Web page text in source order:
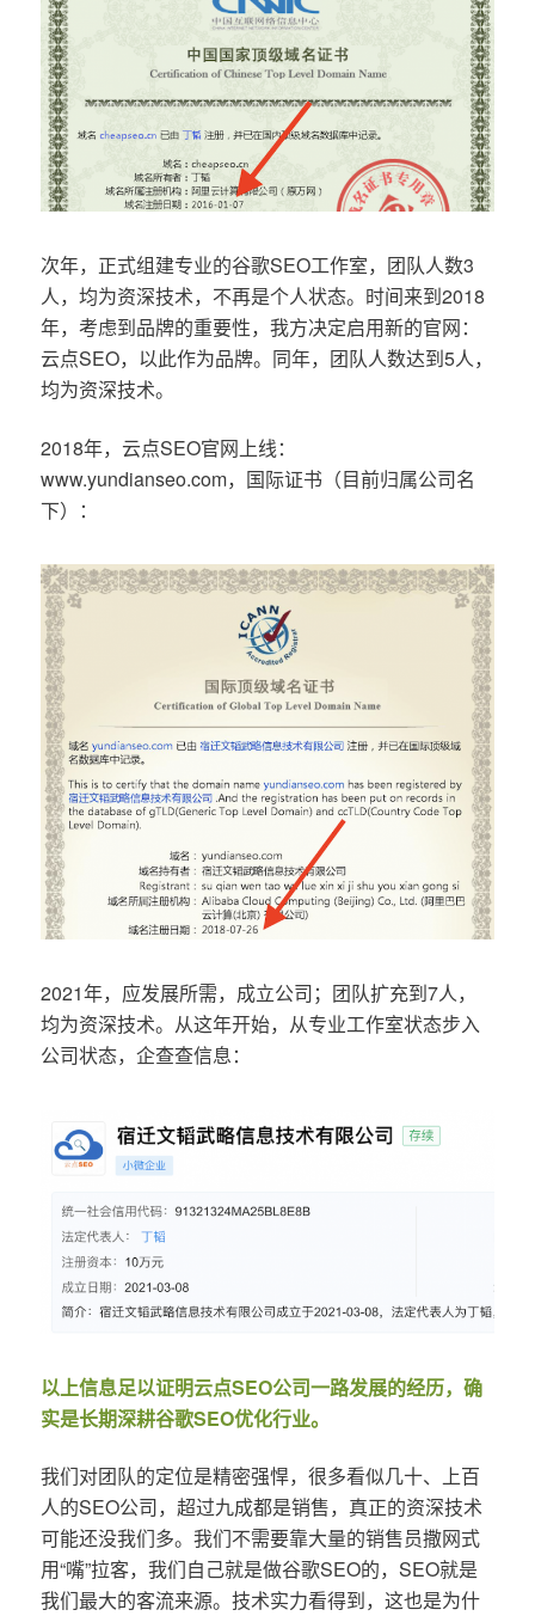
次年，正式组建专业的谷歌SEO工作室，团队人数3
人，均为资深技术，不再是个人状态。时间来到2018
年，考虑到品牌的重要性，我方决定启用新的官网：
云点SEO，以此作为品牌。同年，团队人数达到5人，
均为资深技术。
2018年，云点SEO官网上线：
www.yundianseo.com，国际证书（目前归属公司名
下）：
2021年，应发展所需，成立公司；团队扩充到7人，
均为资深技术。从这年开始，从专业工作室状态步入
公司状态，企查查信息：
以上信息足以证明云点SEO公司一路发展的经历，确
实是长期深耕谷歌SEO优化行业。
我们对团队的定位是精密强悍，很多看似几十、上百
人的SEO公司，超过九成都是销售，真正的资深技术
可能还没我们多。我们不需要靠大量的销售员撒网式
用“嘴”拉客，我们自己就是做谷歌SEO的，SEO就是
我们最大的客流来源。技术实力看得到，这也是为什